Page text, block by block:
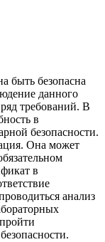
быть безопасна
данного
требований. В
в
безопасности.
Она может
в
анализ